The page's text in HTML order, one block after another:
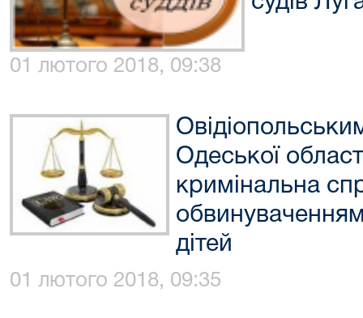
01 лютого 2018, 09:38
Одеської
кримінальна
обвинуваченням
дітей
01 лютого 2018, 09:35